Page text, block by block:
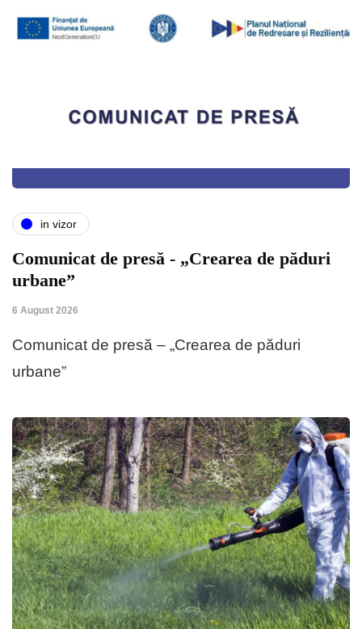
in vizor
Comunicat de presă - „Crearea de păduri
urbane”
6 August 2026
Comunicat de presă – „Crearea de păduri
urbane”